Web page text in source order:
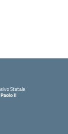
Statale
II